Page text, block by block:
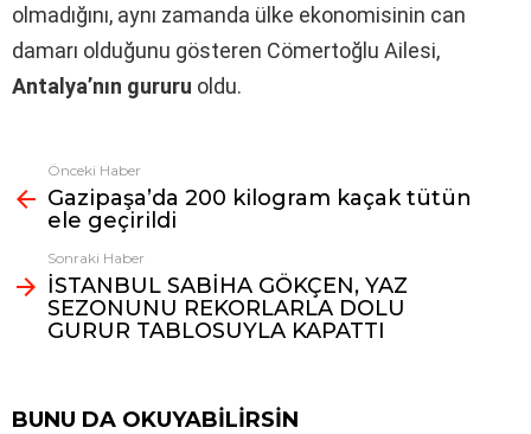
olmadığını, aynı zamanda ülke ekonomisinin can
damarı olduğunu gösteren Cömertoğlu Ailesi,
Antalya’nın gururu oldu.
Fazlasına
bak
Önceki Haber
Gazipaşa’da 200 kilogram kaçak tütün
ele geçirildi
Sonraki Haber
İSTANBUL SABİHA GÖKÇEN, YAZ
SEZONUNU REKORLARLA DOLU
GURUR TABLOSUYLA KAPATTI
BUNU DA OKUYABILIRSIN